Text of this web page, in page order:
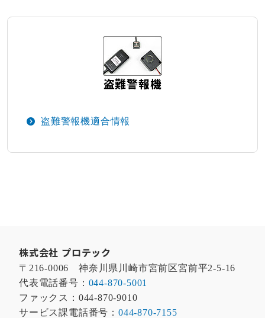
盗難警報機
盗難警報機適合情報
株式会社 プロテック
〒216-0006 神奈川県川崎市宮前区宮前平2-5-16
代表電話番号： 044-870-5001
ファックス：044-870-9010
サービス課電話番号： 044-870-7155